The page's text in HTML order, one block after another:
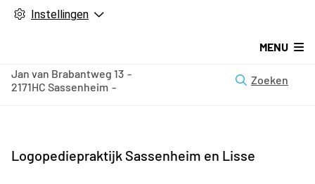
Instellingen
Logopediepraktijk Sassenheim en Lisse
MENU
Jan van Brabantweg 13
2171HC Sassenheim
Zoeken